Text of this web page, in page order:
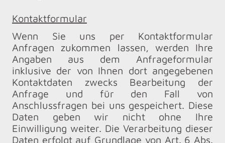
Kontaktformular
Wenn Sie uns per Kontaktformular
Anfragen zukommen lassen, werden Ihre
Angaben aus dem Anfrageformular
inklusive der von Ihnen dort angegebenen
Kontaktdaten zwecks Bearbeitung der
Anfrage und für den Fall von
Anschlussfragen bei uns gespeichert. Diese
Daten geben wir nicht ohne Ihre
Einwilligung weiter. Die Verarbeitung dieser
Daten erfolgt auf Grundlage von Art. 6 Abs.